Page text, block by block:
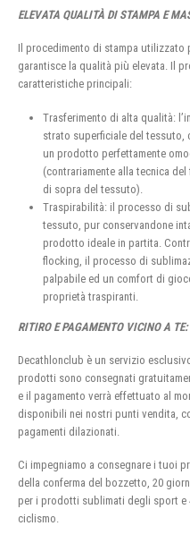
ELEVATA QUALITÀ DI STAMPA E
Il procedimento di stampa utilizzato
garantisce la qualità più elevata. Il
caratteristiche principali:
Trasferimento di alta qualità:
strato superficiale del tessuto,
un prodotto perfettamente
(contrariamente alla tecnica del
di sopra del tessuto).
Traspirabilità: il processo di
tessuto, pur conservandone
prodotto ideale in partita.
flocking, il processo di
palpabile ed un comfort di
proprietà traspiranti.
RITIRO E PAGAMENTO VICINO A TE:
Decathlonclub è un servizio
prodotti sono consegnati
e il pagamento verrà effettuato al
disponibili nei nostri punti vendita,
pagamenti dilazionati.
Ci impegniamo a consegnare i tuoi
della conferma del bozzetto, 20
per i prodotti sublimati degli sport e
ciclismo.